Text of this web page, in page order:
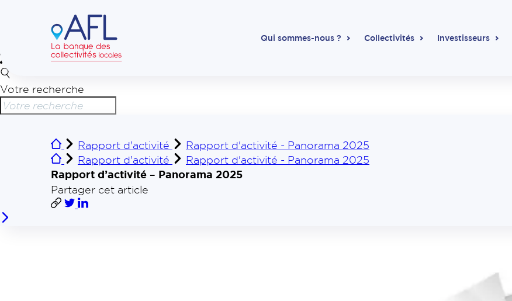
Qui sommes-nous ? Collectivités Investisseurs
Votre recherche
Rapport d'activité
Rapport d'activité - Panorama 2025
Rapport d'activité
Rapport d'activité - Panorama 2025
Rapport d’activité – Panorama 2025
Partager cet article